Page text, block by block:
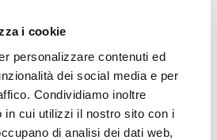
i cookie
personalizzare contenuti ed
dei social media e per
Condividiamo inoltre
in cui utilizzi il nostro sito con i
di analisi dei dati web,
Sabato 21, partendo alle ore
di via Don L. Sturzo, 6 in Quattro
Castella
indi al cimitero locale.
coloro che interverranno alla